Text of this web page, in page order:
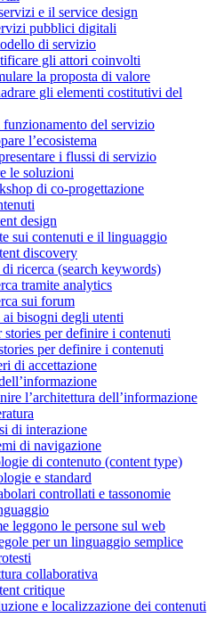
e il service design
pubblici digitali
di servizio
gli attori coinvolti
la proposta di valore
gli elementi costitutivi del
del servizio
l’ecosistema
i flussi di servizio
le soluzioni
di co-progettazione
design
sui contenuti e il linguaggio
discovery
ricerca (search keywords)
tramite analytics
sui forum
bisogni degli utenti
stories per definire i contenuti
per definire i contenuti
di accettazione
l’architettura dell’informazione
di interazione
di navigazione
di contenuto (content type)
e standard
controllati e tassonomie
leggono le persone sul web
per un linguaggio semplice
collaborativa
critique
e localizzazione dei contenuti